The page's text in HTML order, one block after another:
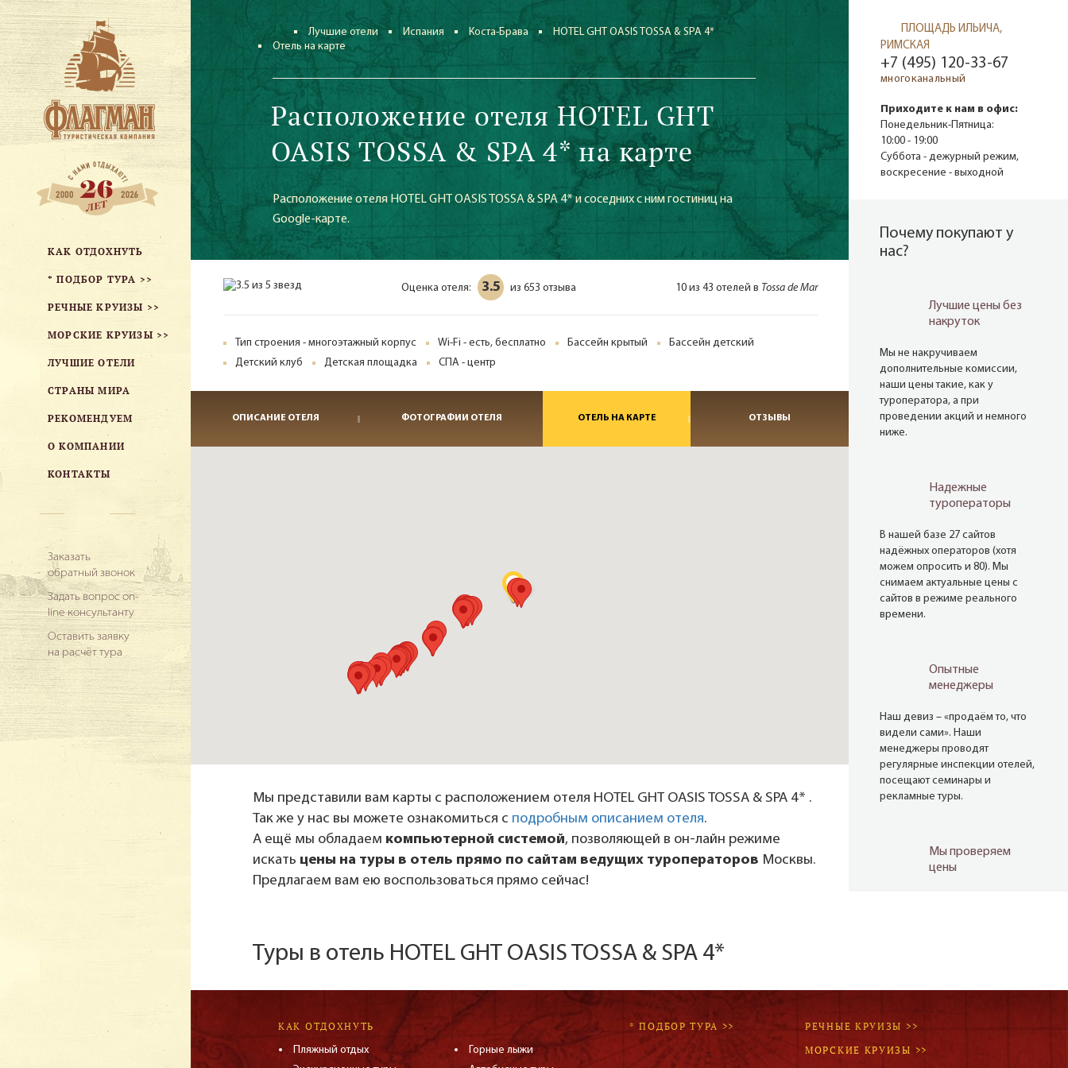
КАК ОТДОХНУТЬ
* ПОДБОР ТУРА >>
РЕЧНЫЕ КРУИЗЫ >>
МОРСКИЕ КРУИЗЫ >>
ЛУЧШИЕ ОТЕЛИ
СТРАНЫ МИРА
РЕКОМЕНДУЕМ
О КОМПАНИИ
КОНТАКТЫ
Заказать
обратный звонок
Задать вопрос on-
line консультанту
Оставить заявку
на расчёт тура
Лучшие отели Испания Коста-Брава
HOTEL GHT OASIS TOSSA & SPA 4*
Отель на карте
Расположение отеля HOTEL GHT
OASIS TOSSA & SPA 4* на карте
Расположение отеля HOTEL GHT OASIS TOSSA & SPA 4* и соседних с ним гостиниц на
Google-карте.
Оценка отеля: 3.5 из 653 отзыва 10 из 43 отелей в Tossa de Mar
Тип строения - многоэтажный корпус Wi-Fi - есть, бесплатно Бассейн крытый
Бассейн детский
Детский клуб
Детская площадка СПА - центр
ОПИСАНИЕ ОТЕЛЯ ФОТОГРАФИИ ОТЕЛЯ ОТЕЛЬ НА КАРТЕ ОТЗЫВЫ
Мы представили вам карты с расположением отеля HOTEL GHT OASIS TOSSA & SPA 4* .
Так же у нас вы можете ознакомиться с подробным описанием отеля.
А ещё мы обладаем компьютерной системой, позволяющей в он-лайн режиме
искать цены на туры в отель прямо по сайтам ведущих туроператоров Москвы.
Предлагаем вам ею воспользоваться прямо сейчас!
ПЛОЩАДЬ ИЛЬИЧА,
РИМСКАЯ
+7 (495) 120-33-67
многоканальный
Приходите к нам в офис:
Понедельник-Пятница:
10:00 - 19:00
Суббота - дежурный режим,
воскресение - выходной
Почему покупают у
нас?
Лучшие цены без
накруток
Мы не накручиваем
дополнительные комиссии,
наши цены такие, как у
туроператора, а при
проведении акций и немного
ниже.
Надежные
туроператоры
В нашей базе 27 сайтов
надёжных операторов (хотя
можем опросить и 80). Мы
снимаем актуальные цены с
сайтов в режиме реального
времени.
Опытные
менеджеры
Наш девиз – «продаём то, что
видели сами». Наши
менеджеры проводят
регулярные инспекции отелей,
посещают семинары и
рекламные туры.
Мы проверяем
цены
Туры в отель HOTEL GHT OASIS TOSSA & SPA 4*
КАК ОТДОХНУТЬ
Пляжный отдых
Горные лыжи
* ПОДБОР ТУРА >>
РЕЧНЫЕ КРУИЗЫ >>
МОРСКИЕ КРУИЗЫ >>